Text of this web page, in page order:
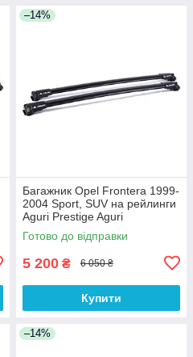
–14%
Багажник Opel Frontera 1999-
2004 Sport, SUV на рейлинги
Aguri Prestige Aguri
Готово до відправки
5 200 ₴ 6 050 ₴
Купити
–14%